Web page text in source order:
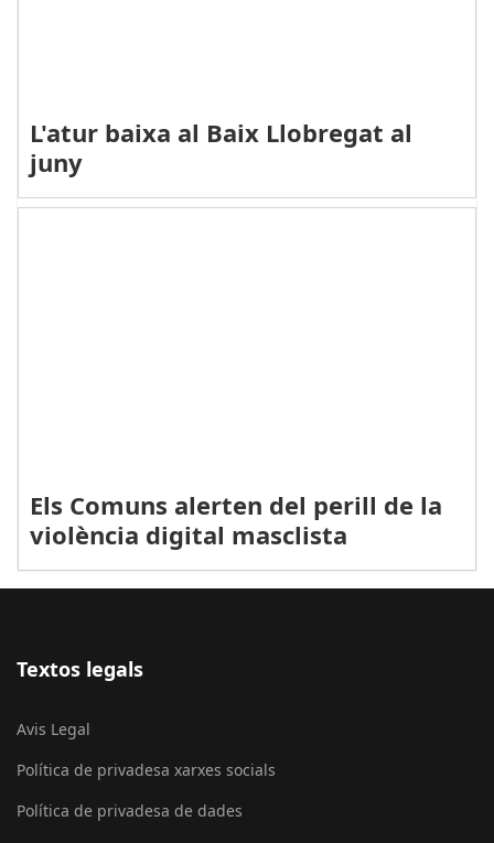
L'atur baixa al Baix Llobregat al
juny
Els Comuns alerten del perill de la
violència digital masclista
Textos legals
Avis Legal
Política de privadesa xarxes socials
Política de privadesa de dades